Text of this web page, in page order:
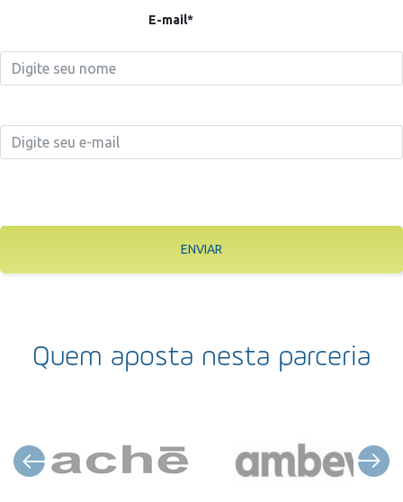
E-mail*
ENVIAR
Quem aposta nesta parceria